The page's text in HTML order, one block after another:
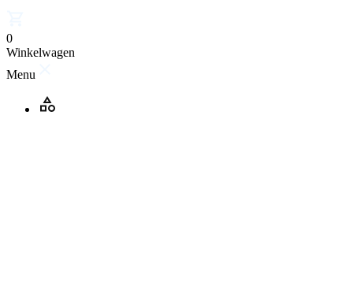
0
Winkelwagen
Menu